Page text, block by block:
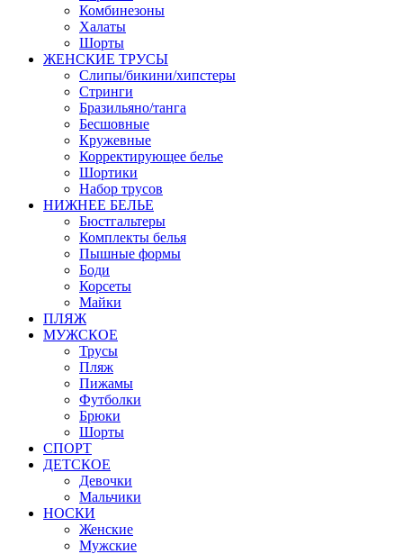
Комбинезоны
Халаты
Шорты
ЖЕНСКИЕ ТРУСЫ
Слипы/бикини/хипстеры
Стринги
Бразильяно/танга
Бесшовные
Кружевные
Корректирующее белье
Шортики
Набор трусов
НИЖНЕЕ БЕЛЬЕ
Бюстгальтеры
Комплекты белья
Пышные формы
Боди
Корсеты
Майки
ПЛЯЖ
МУЖСКОЕ
Трусы
Пляж
Пижамы
Футболки
Брюки
Шорты
СПОРТ
ДЕТСКОЕ
Девочки
Мальчики
НОСКИ
Женские
Мужские